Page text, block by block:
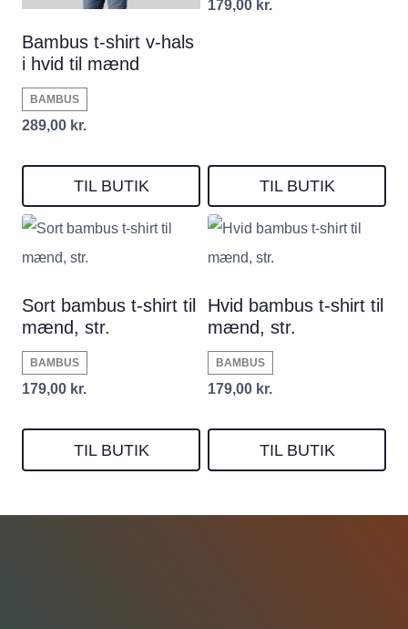
Bambus t-shirt v-hals
i hvid til mænd
BAMBUS
289,00 kr.
TIL BUTIK
179,00 kr.
TIL BUTIK
Sort bambus t-shirt til
mænd, str.
BAMBUS
179,00 kr.
TIL BUTIK
Hvid bambus t-shirt til
mænd, str.
BAMBUS
179,00 kr.
TIL BUTIK